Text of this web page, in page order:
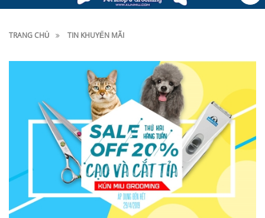
TRANG CHỦ TIN KHUYẾN MÃI